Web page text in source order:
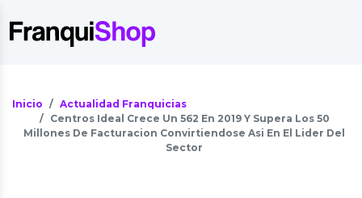
Inicio
Actualidad Franquicias
Centros Ideal Crece Un 562 En 2019 Y Supera Los 50
Millones De Facturacion Convirtiendose Asi En El Lider Del
Sector